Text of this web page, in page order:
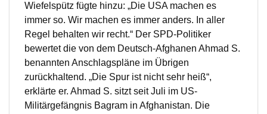
Wiefelspütz fügte hinzu: „Die USA machen es
immer so. Wir machen es immer anders. In aller
Regel behalten wir recht.“ Der SPD-Politiker
bewertet die von dem Deutsch-Afghanen Ahmad S.
benannten Anschlagspläne im Übrigen
zurückhaltend. „Die Spur ist nicht sehr heiß“,
erklärte er. Ahmad S. sitzt seit Juli im US-
Militärgefängnis Bagram in Afghanistan. Die